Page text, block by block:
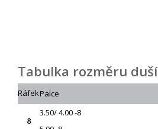
Tabulka rozměru duší
RáfekPalce
8
3.50/ 4.00 -8